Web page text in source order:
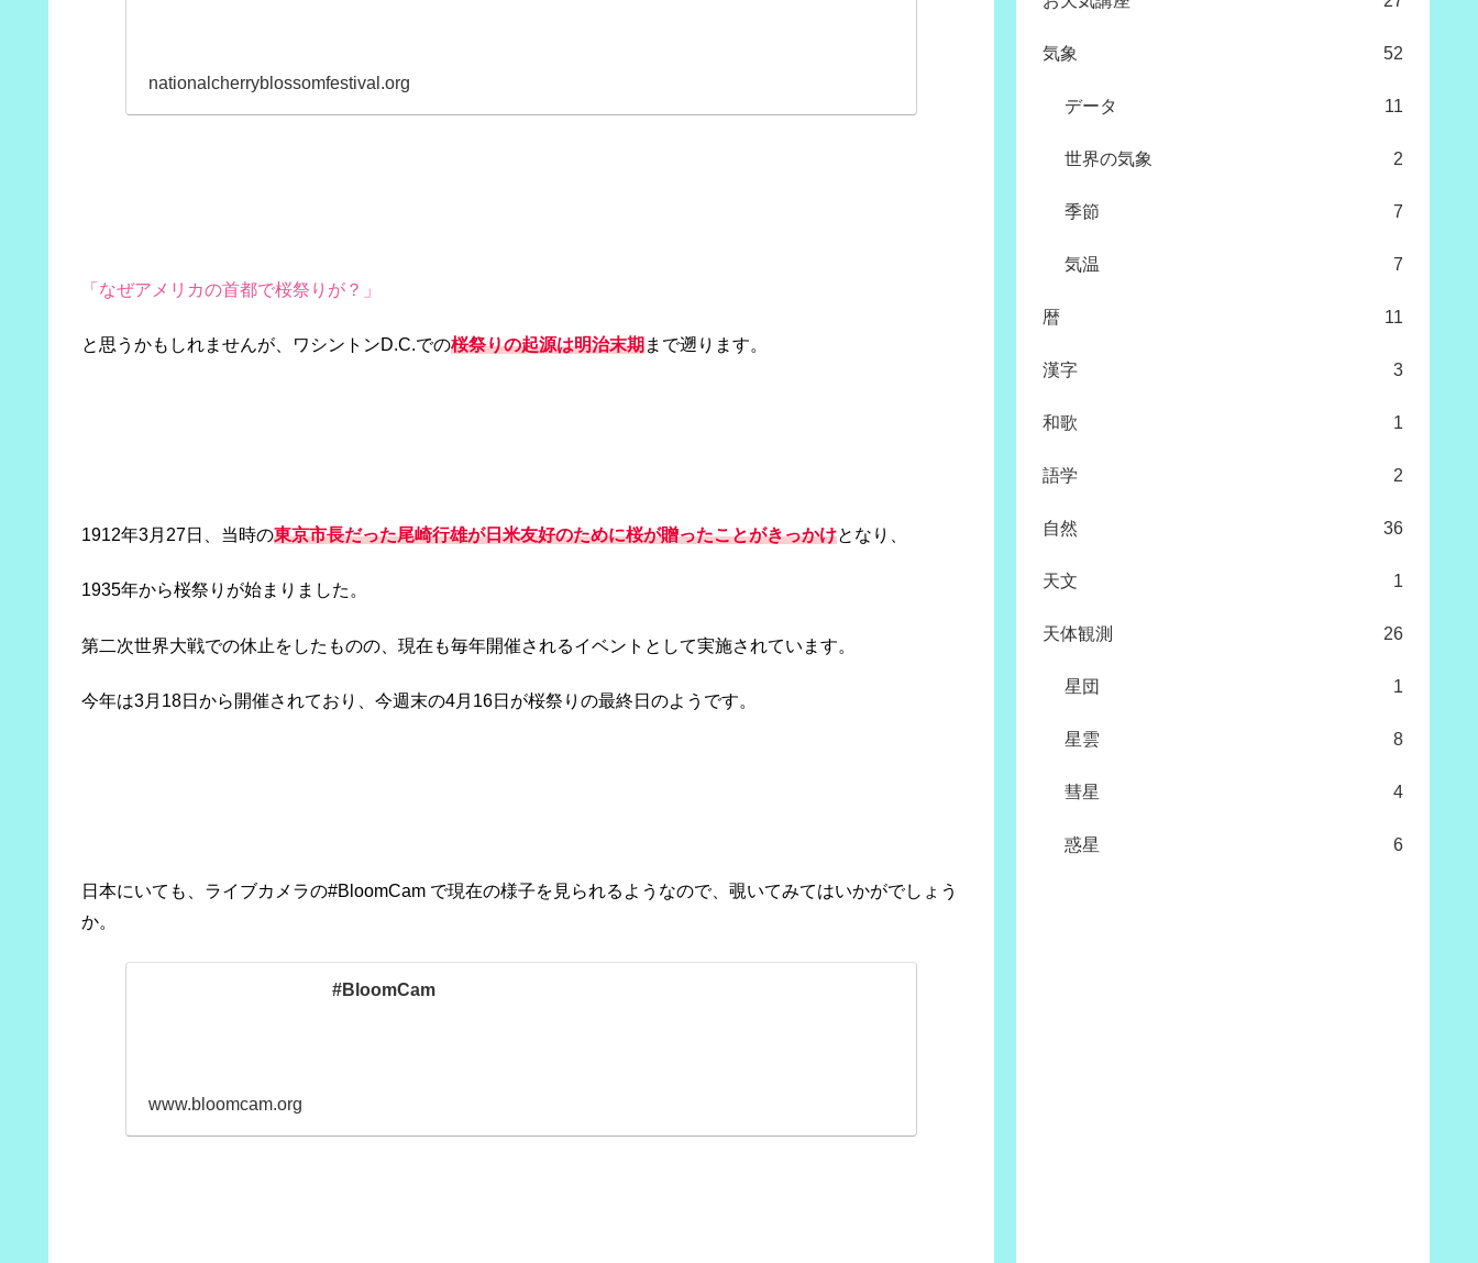
nationalcherryblossomfestival.org
「なぜアメリカの首都で桜祭りが？」
と思うかもしれませんが、ワシントンD.C.での桜祭りの起源は明治末期まで遡ります。
1912年3月27日、当時の東京市長だった尾崎行雄が日米友好のために桜が贈ったことがきっかけとなり、
1935年から桜祭りが始まりました。
第二次世界大戦での休止をしたものの、現在も毎年開催されるイベントとして実施されています。
今年は3月18日から開催されており、今週末の4月16日が桜祭りの最終日のようです。
日本にいても、ライブカメラの#BloomCam で現在の様子を見られるようなので、覗いてみてはいかがでしょう
か。
#BloomCam
www.bloomcam.org
気象 52
データ 11
世界の気象 2
季節 7
気温 7
暦 11
漢字 3
和歌 1
語学 2
自然 36
天文 1
天体観測 26
星団 1
星雲 8
彗星 4
惑星 6